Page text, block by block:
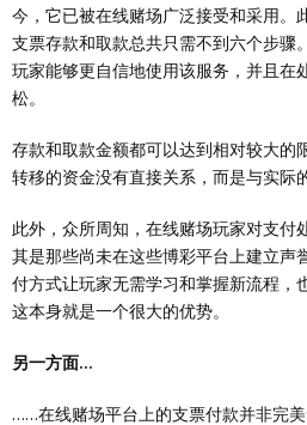
今，它已被在线赌场广泛接受和采用。
支票存款和取款总共只需不到六个步骤
玩家能够更自信地使用该服务，并且在
松。
存款和取款金额都可以达到相对较大的
转移的资金没有直接关系，而是与实际
此外，众所周知，在线赌场玩家对支付
其是那些尚未在这些博彩平台上建立声
付方式让玩家无需学习和掌握新流程，
这本身就是一个很大的优势。
另一方面...
……在线赌场平台上的支票付款并非完